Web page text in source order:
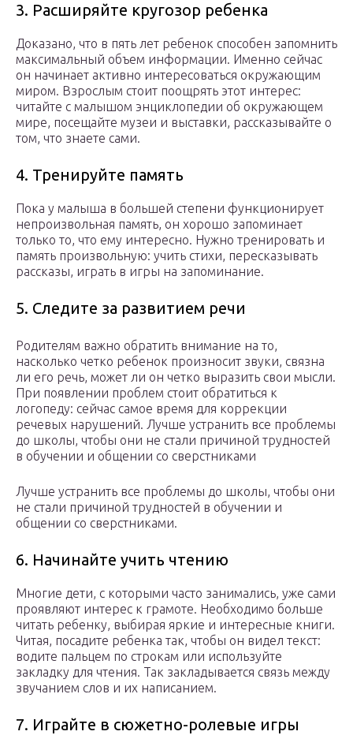
3. Расширяйте кругозор ребенка
Доказано, что в пять лет ребенок способен запомнить
максимальный объем информации. Именно сейчас
он начинает активно интересоваться окружающим
миром. Взрослым стоит поощрять этот интерес:
читайте с малышом энциклопедии об окружающем
мире, посещайте музеи и выставки, рассказывайте о
том, что знаете сами.
4. Тренируйте память
Пока у малыша в большей степени функционирует
непроизвольная память, он хорошо запоминает
только то, что ему интересно. Нужно тренировать и
память произвольную: учить стихи, пересказывать
рассказы, играть в игры на запоминание.
5. Следите за развитием речи
Родителям важно обратить внимание на то,
насколько четко ребенок произносит звуки, связна
ли его речь, может ли он четко выразить свои мысли.
При появлении проблем стоит обратиться к
логопеду: сейчас самое время для коррекции
речевых нарушений. Лучше устранить все проблемы
до школы, чтобы они не стали причиной трудностей
в обучении и общении со сверстниками
Лучше устранить все проблемы до школы, чтобы они
не стали причиной трудностей в обучении и
общении со сверстниками.
6. Начинайте учить чтению
Многие дети, с которыми часто занимались, уже сами
проявляют интерес к грамоте. Необходимо больше
читать ребенку, выбирая яркие и интересные книги.
Читая, посадите ребенка так, чтобы он видел текст:
водите пальцем по строкам или используйте
закладку для чтения. Так закладывается связь между
звучанием слов и их написанием.
7. Играйте в сюжетно-ролевые игры